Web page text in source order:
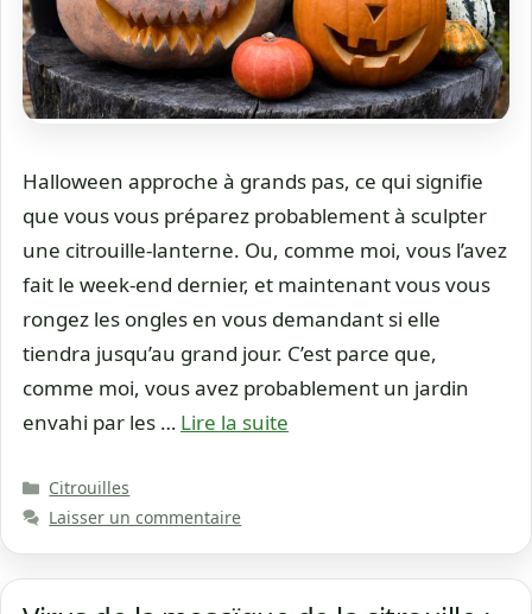
Halloween approche à grands pas, ce qui signifie
que vous vous préparez probablement à sculpter
une citrouille-lanterne. Ou, comme moi, vous l’avez
fait le week-end dernier, et maintenant vous vous
rongez les ongles en vous demandant si elle
tiendra jusqu’au grand jour. C’est parce que,
comme moi, vous avez probablement un jardin
envahi par les … Lire la suite
Catégories
Citrouilles
Laisser un commentaire